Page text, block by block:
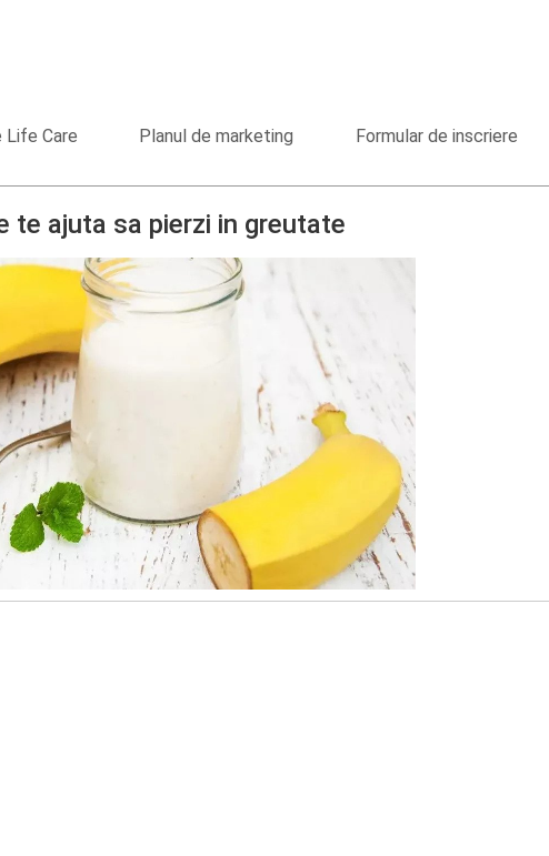
Life Care Planul de marketing Formular de inscriere
te ajuta sa pierzi in greutate